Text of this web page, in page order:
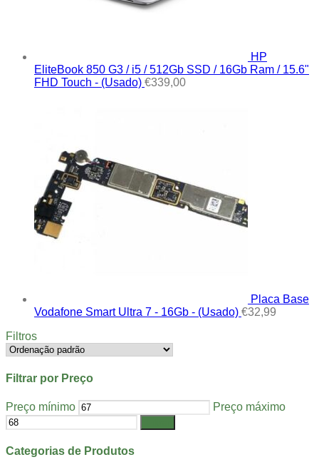
HP
EliteBook 850 G3 / i5 / 512Gb SSD / 16Gb Ram / 15.6"
FHD Touch - (Usado) €339,00
Placa Base
Vodafone Smart Ultra 7 - 16Gb - (Usado) €32,99
Filtros
Filtrar por Preço
Preço mínimo Preço máximo
Categorias de Produtos